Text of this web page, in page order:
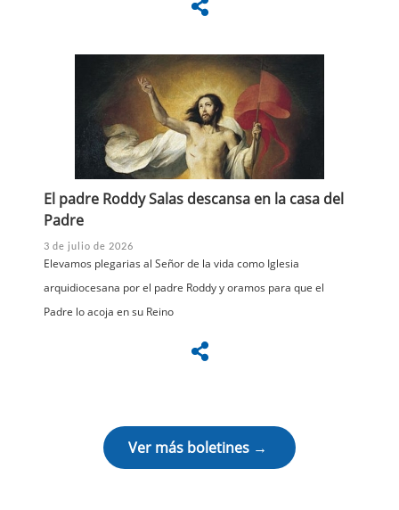
El padre Roddy Salas descansa en la casa del
Padre
3 de julio de 2026
Elevamos plegarias al Señor de la vida como Iglesia
arquidiocesana por el padre Roddy y oramos para que el
Padre lo acoja en su Reino
Ver más boletines →